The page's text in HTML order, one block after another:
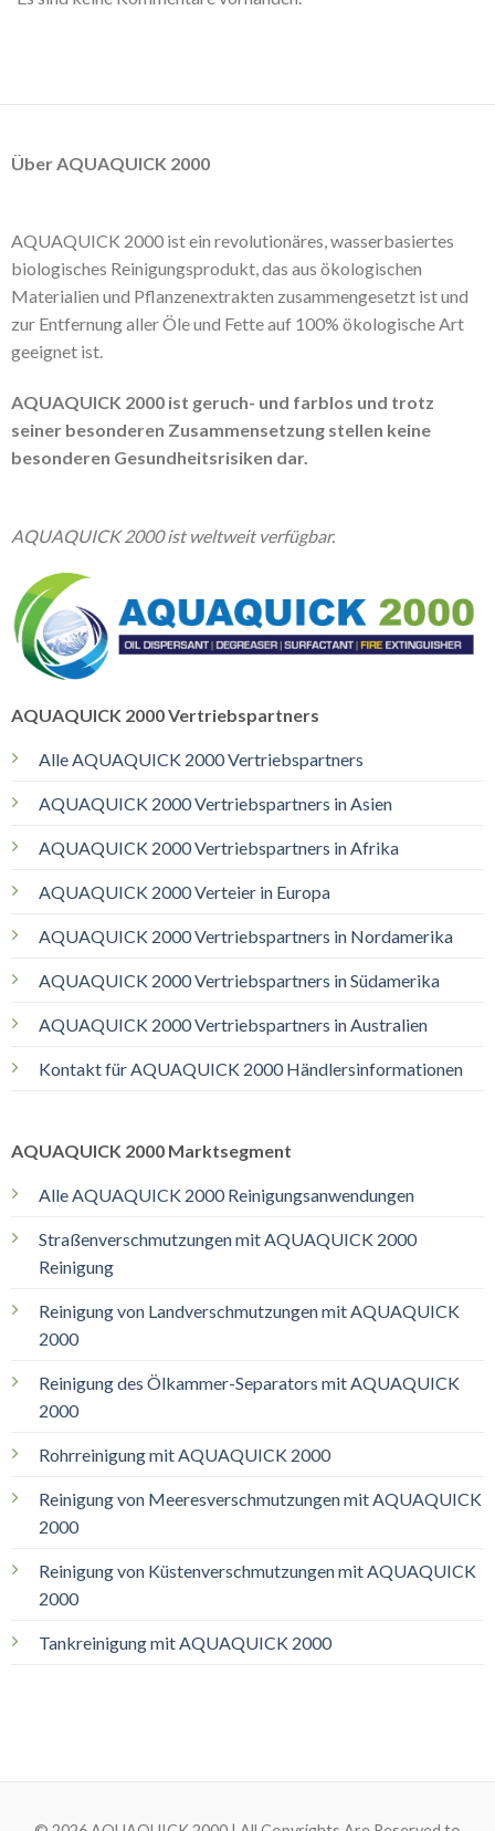
Über AQUAQUICK 2000
AQUAQUICK 2000 ist ein revolutionäres, wasserbasiertes
biologisches Reinigungsprodukt, das aus ökologischen
Materialien und Pflanzenextrakten zusammengesetzt ist und
zur Entfernung aller Öle und Fette auf 100% ökologische Art
geeignet ist.
AQUAQUICK 2000 ist geruch- und farblos und trotz
seiner besonderen Zusammensetzung stellen keine
besonderen Gesundheitsrisiken dar.
AQUAQUICK 2000 ist weltweit verfügbar.
AQUAQUICK 2000 Vertriebspartners
Alle AQUAQUICK 2000 Vertriebspartners
AQUAQUICK 2000 Vertriebspartners in Asien
AQUAQUICK 2000 Vertriebspartners in Afrika
AQUAQUICK 2000 Verteier in Europa
AQUAQUICK 2000 Vertriebspartners in Nordamerika
AQUAQUICK 2000 Vertriebspartners in Südamerika
AQUAQUICK 2000 Vertriebspartners in Australien
Kontakt für AQUAQUICK 2000 Händlersinformationen
AQUAQUICK 2000 Marktsegment
Alle AQUAQUICK 2000 Reinigungsanwendungen
Straßenverschmutzungen mit AQUAQUICK 2000
Reinigung
Reinigung von Landverschmutzungen mit AQUAQUICK
2000
Reinigung des Ölkammer-Separators mit AQUAQUICK
2000
Rohrreinigung mit AQUAQUICK 2000
Reinigung von Meeresverschmutzungen mit AQUAQUICK
2000
Reinigung von Küstenverschmutzungen mit AQUAQUICK
2000
Tankreinigung mit AQUAQUICK 2000